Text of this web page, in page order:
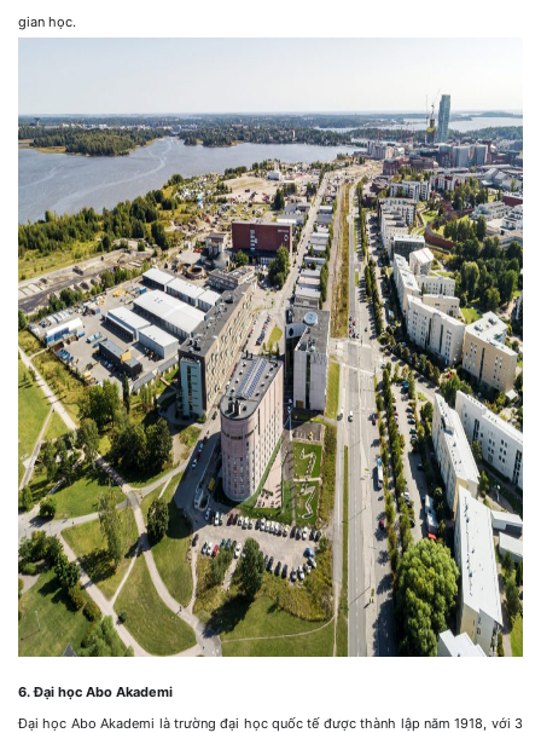
gian học.
6. Đại học Abo Akademi
Đại học Abo Akademi là trường đại học quốc tế được thành lập năm 1918, với 3